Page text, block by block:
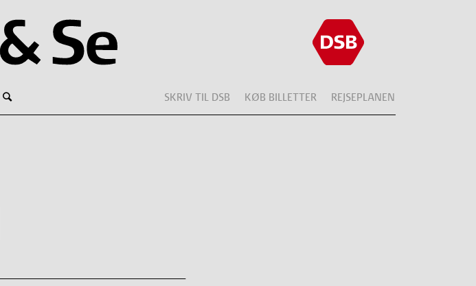
SKRIV TIL DSB KØB BILLETTER REJSEPLANEN